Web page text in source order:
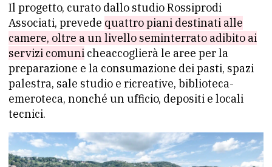
Il progetto, curato dallo studio Rossiprodi
Associati, prevede quattro piani destinati alle
camere, oltre a un livello seminterrato adibito ai
servizi comuni cheaccoglierà le aree per la
preparazione e la consumazione dei pasti, spazi
palestra, sale studio e ricreative, biblioteca-
emeroteca, nonché un ufficio, depositi e locali
tecnici.